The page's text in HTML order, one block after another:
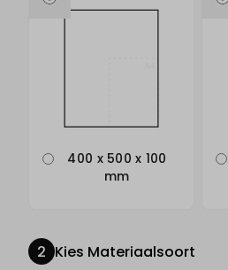
400 x 500 x 100
mm
Kies Materiaalsoort